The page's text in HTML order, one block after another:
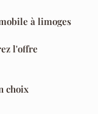
à limoges
l'offre
choix